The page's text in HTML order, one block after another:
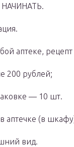
аптеке, рецепт
200 рублей;
— 10 шт.
аптечке (в
вид.